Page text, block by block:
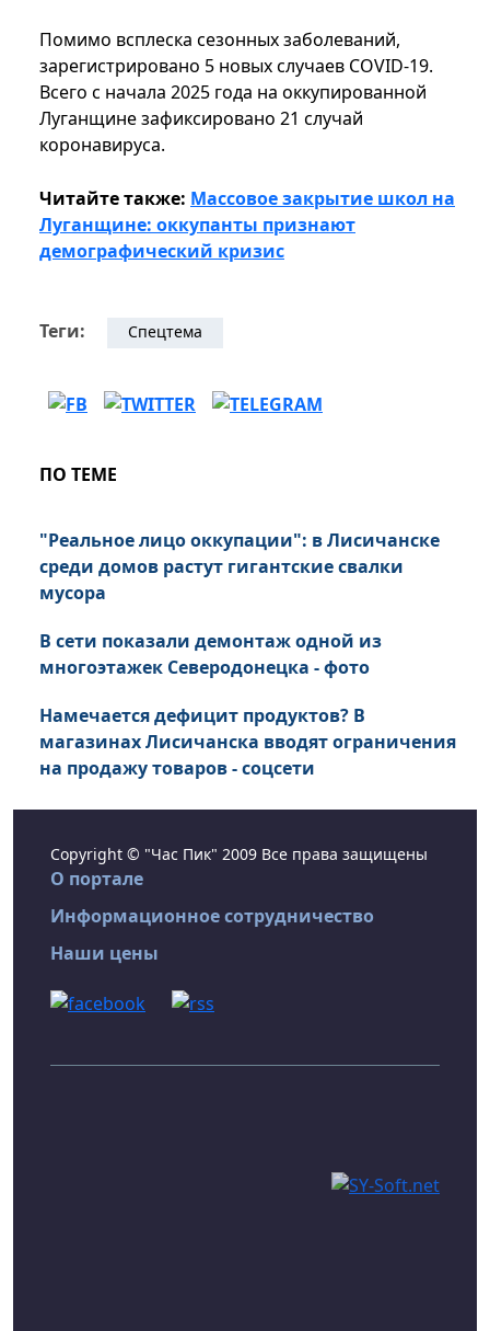
Помимо всплеска сезонных заболеваний,
зарегистрировано 5 новых случаев COVID-19.
Всего с начала 2025 года на оккупированной
Луганщине зафиксировано 21 случай
коронавируса.
Читайте также: Массовое закрытие школ на
Луганщине: оккупанты признают
демографический кризис
Теги: Спецтема
ПО ТЕМЕ
"Реальное лицо оккупации": в Лисичанске
среди домов растут гигантские свалки
мусора
В сети показали демонтаж одной из
многоэтажек Северодонецка - фото
Намечается дефицит продуктов? В
магазинах Лисичанска вводят ограничения
на продажу товаров - соцсети
Copyright © "Час Пик" 2009 Все права защищены
О портале
Информационное сотрудничество
Наши цены